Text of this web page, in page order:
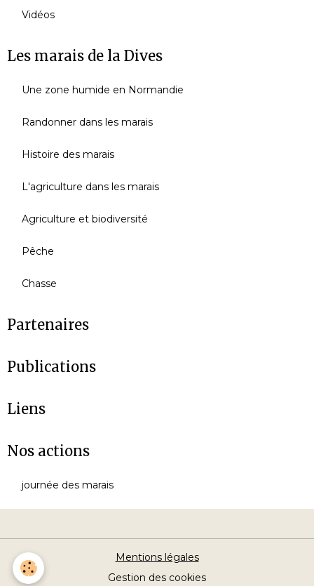
Vidéos
Les marais de la Dives
Une zone humide en Normandie
Randonner dans les marais
Histoire des marais
L'agriculture dans les marais
Agriculture et biodiversité
Pêche
Chasse
Partenaires
Publications
Liens
Nos actions
journée des marais
Mentions légales
Gestion des cookies